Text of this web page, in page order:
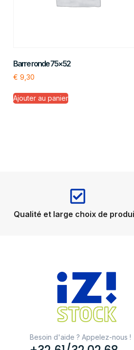
Barre ronde 75×52
€ 9,30
Ajouter au panier
Qualité et large choix de
Besoin d'aide ? Appelez-nous !